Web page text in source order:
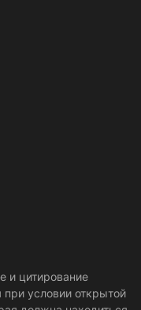
и цитирование
условии открытой